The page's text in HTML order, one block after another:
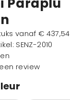
vanaf € 437,54
SENZ-2010
review